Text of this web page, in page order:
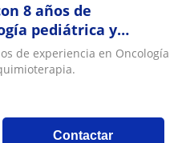
8 años de
pediátrica y
de experiencia en Oncología
Contactar